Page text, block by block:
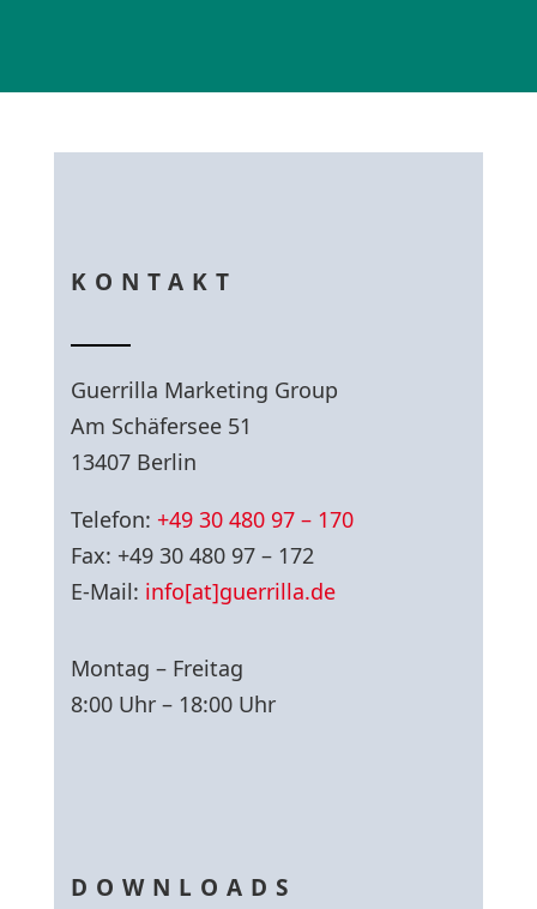
KONTAKT
Guerrilla Marketing Group
Am Schäfersee 51
13407 Berlin
Telefon: +49 30 480 97 – 170
Fax: +49 30 480 97 – 172
E-Mail: info[at]guerrilla.de
Montag – Freitag
8:00 Uhr – 18:00 Uhr
DOWNLOADS